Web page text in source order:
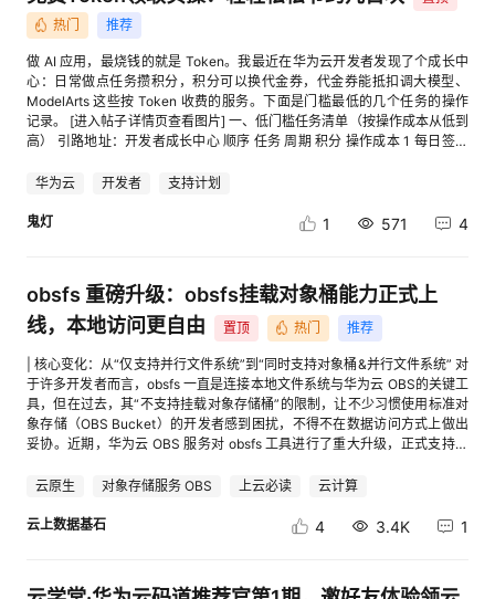
子
直
的
我
课
的
我
藏
术
云
热门
推荐
做 AI 应用，最烧钱的就是 Token。我最近在华为云开发者发现了个成长中
心：日常做点任务攒积分，积分可以换代金券，代金券能抵扣调大模型、
ModelArts 这些按 Token 收费的服务。下面是门槛最低的几个任务的操作
记录。 [进入帖子详情页查看图片] 一、低门槛任务清单（按操作成本从低到
高） 引路地址：开发者成长中心 顺序 任务 周期 积分 操作成本 1 每日签到
金券必要条件 3 首次开通华为云码道 CodeArts 一次性 +50 低，点开通 4
写篇博客 6 参加开发者活动 每周 +10 低，报名 7 体验开发者空间 每周 +20
长中心 STEP 1 实名认证 +50 点击 去完成 根据页面要求完成实名认证 [进入
帖子详情页查看图片] STEP 2 连续签到，每天签到 +10 成长中心右上角 签
到 [进入帖子详情页查看图片] STEP 3 首次开通码道，用智能问答对话一下
+80 首次开通，点击 去完成 [进入帖子详情页查看图片] 开通后 打开码道 右
下角对话框进行对话 [进入帖子详情页查看图片] STEP 4 发一篇博客 +60 点
击 写博客 发表 STEP 5 报名一个开发者活动 +10、开发者空间来个丝滑小
连招+100 开发者活动：选个感兴趣的活动 报个名 开发者空间小连招：①
进入页面 ② 创建云开发环境 ③ 点 开机 [进入帖子详情页查看图片] [进入
帖子详情页查看图片] STEP 6 攒够分，换代金券 去成长中心页面下方 进行
接发到 账号 里 根据自己的需要抵扣调用大模型的费用账单，或者买Token
面几个任务做一遍立马能兑20元 连续完成8天：能兑100元 按月做完，可薅
华为云 开发者 支持计划
鬼灯 1 571 4
obsfs 重磅升级：obsfs挂载对象桶能力正式上
线，本地访问更自由
置顶 热门 推荐
| 核心变化：从“仅支持并行文件系统”到“同时支持对象桶&并行文件系统” 对
于许多开发者而言，obsfs 一直是连接本地文件系统与华为云 OBS的关键工
具，但在过去，其“不支持挂载对象存储桶”的限制，让不少习惯使用标准对
象存储（OBS Bucket）的开发者感到困扰，不得不在数据访问方式上做出
妥协。近期，华为云 OBS 服务对 obsfs 工具进行了重大升级，正式支持将
像访问本地目录一样，直接操作对象存储桶中的海量数据，为 AI 训练、大
盖更广的使用场景：你可以直接对项目中已有的、正在使用的对象桶进行操
象存储。 | obsfs 对象桶挂载：能解决什么问题？ 简单来说，obsfs 是一款
云原生 对象存储服务 OBS 上云必读 云计算
云上数据基石 4 3.4K 1